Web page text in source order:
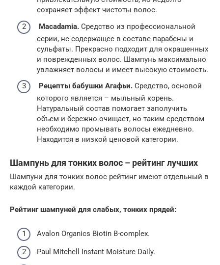
сохраняет эффект чистоты волос.
Macadamia. Средство из профессиональной
серии, не содержащее в составе парабены и
сульфаты. Прекрасно подходит для окрашенных
и поврежденных волос. Шампунь максимально
увлажняет волосы и имеет высокую стоимость.
Рецепты бабушки Агафьи. Средство, основой
которого является – мыльный корень.
Натуральный состав помогает заполучить
объем и бережно очищает, но таким средством
необходимо промывать волосы ежедневно.
Находится в низкой ценовой категории.
Шампунь для тонких волос – рейтинг лучших
Шампуни для тонких волос рейтинг имеют отдельный в
каждой категории.
Рейтинг шампуней для слабых, тонких прядей:
Avalon Organics Biotin B-complex.
Paul Mitchell Instant Moisture Daily.